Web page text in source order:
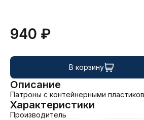
940 ₽
В корзину
Описание
Патроны с контейнерными
Характеристики
Производитель